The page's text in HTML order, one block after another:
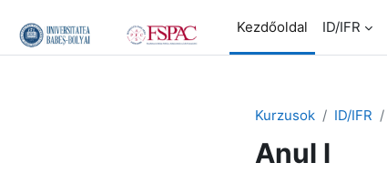
Kezdőoldal
ID/IFR
Kurzusok ID/IFR
Anul l